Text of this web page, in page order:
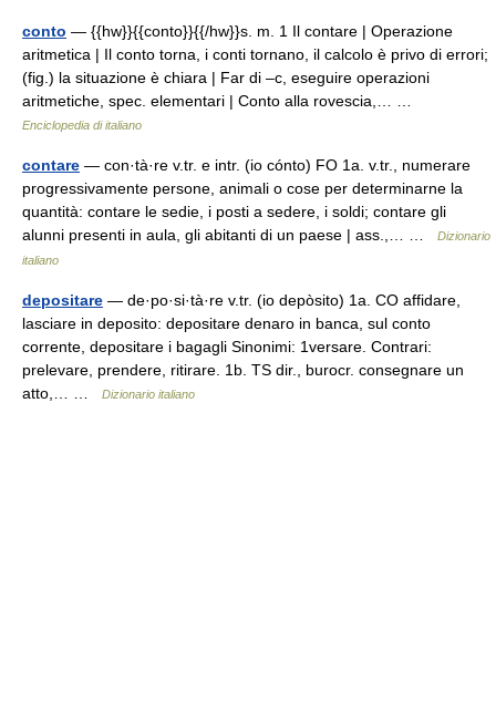
conto — {{hw}}{{conto}}{{/hw}}s. m. 1 Il contare | Operazione
aritmetica | Il conto torna, i conti tornano, il calcolo è privo di errori;
(fig.) la situazione è chiara | Far di –c, eseguire operazioni
aritmetiche, spec. elementari | Conto alla rovescia,… …
Enciclopedia di italiano
contare — con·tà·re v.tr. e intr. (io cónto) FO 1a. v.tr., numerare
progressivamente persone, animali o cose per determinarne la
quantità: contare le sedie, i posti a sedere, i soldi; contare gli
alunni presenti in aula, gli abitanti di un paese | ass.,… …
Dizionario
italiano
depositare — de·po·si·tà·re v.tr. (io depòsito) 1a. CO affidare,
lasciare in deposito: depositare denaro in banca, sul conto
corrente, depositare i bagagli Sinonimi: 1versare. Contrari:
prelevare, prendere, ritirare. 1b. TS dir., burocr. consegnare un
atto,… …
Dizionario italiano